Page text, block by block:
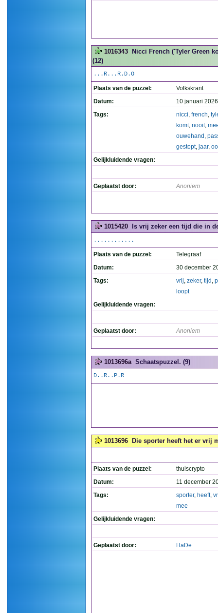
1016343
Nicci French ('Tyler Green
(12)
...R...R.D.O
Plaats van de puzzel:
Volkskrant
Datum:
10 januari
Tags:
nicci, french,
komt, nooit,
ouwehand ,
gestopt, jaar,
Gelijkluidende vragen:
Geplaatst door: Anoniem
1015420 Is vrij zeker een tijd die in
............
Plaats van de puzzel:
Telegraaf
Datum:
30 december
Tags:
vrij, zeker, tijd ,
loopt
Gelijkluidende vragen:
Geplaatst door: Anoniem
1013696a Schaatspuzzel. (9)
D..R..P.R
1013696 Die sporter heeft het er vrij
Plaats van de puzzel:
thuiscrypto
Datum:
11 december
Tags:
sporter, heeft,
mee
Gelijkluidende vragen:
Geplaatst door: HaDe